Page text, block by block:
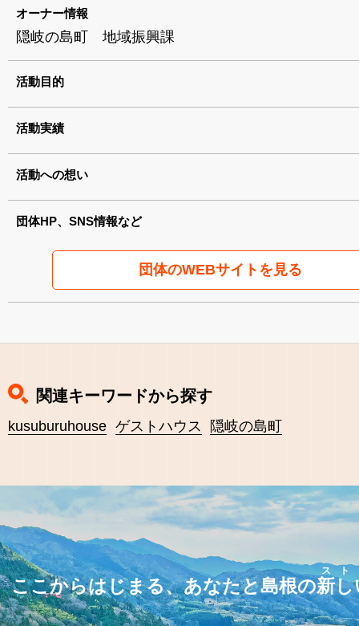
オーナー情報
隠岐の島町 地域振興課
活動目的
活動実績
活動への想い
団体HP、SNS情報など
団体のWEBサイトを見る
関連キーワードから探す
kusuburuhouse ゲストハウス 隠岐の島町
ここからはじまる、あなたと島根の新し
スト